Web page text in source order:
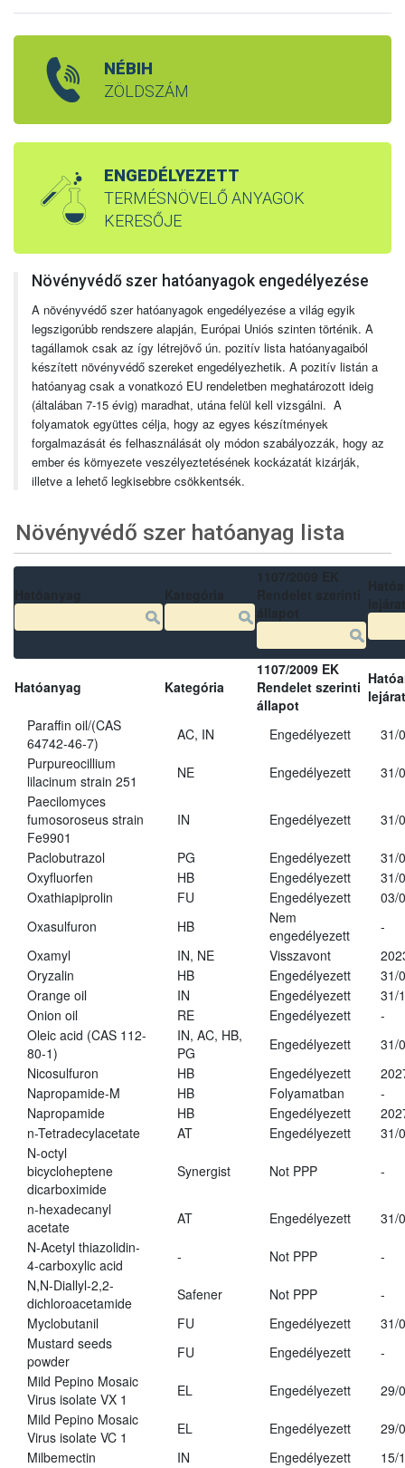
NÉBIH
ZÖLDSZÁM
ENGEDÉLYEZETT
TERMÉSNÖVELŐ ANYAGOK
KERESŐJE
Növényvédő szer hatóanyagok engedélyezése
A növényvédő szer hatóanyagok engedélyezése a világ egyik
legszigorúbb rendszere alapján, Európai Uniós szinten történik. A
tagállamok csak az így létrejövő ún. pozitív lista hatóanyagaiból
készített növényvédő szereket engedélyezhetik. A pozitív listán a
hatóanyag csak a vonatkozó EU rendeletben meghatározott ideig
(általában 7-15 évig) maradhat, utána felül kell vizsgálni. A
folyamatok együttes célja, hogy az egyes készítmények
forgalmazását és felhasználását oly módon szabályozzák, hogy az
ember és környezete veszélyeztetésének kockázatát kizárják,
illetve a lehető legkisebbre csökkentsék.
Növényvédő szer hatóanyag lista
Hatóanyag Kategória
1107/2009 EK
Rendelet szerinti
állapot
Paraffin oil/(CAS
64742-46-7)
AC, IN Engedélyezett
31/
Purpureocillium
lilacinum strain 251
NE Engedélyezett
31/
Paecilomyces
fumosoroseus strain
Fe9901
IN Engedélyezett 31/
Paclobutrazol PG Engedélyezett
31/
Oxyfluorfen
HB Engedélyezett
31/
Oxathiapiprolin
FU Engedélyezett
03/
Oxasulfuron
HB
Nem
engedélyezett
-
Oxamyl
IN, NE Visszavont
Oryzalin
HB Engedélyezett
31/
Orange oil
IN Engedélyezett
31/
Onion oil
RE Engedélyezett
-
Oleic acid (CAS 112-
80-1)
IN, AC, HB,
PG
Engedélyezett
31/
Nicosulfuron
HB Engedélyezett
Napropamide-M
HB Folyamatban
-
Napropamide
HB Engedélyezett
n-Tetradecylacetate
AT Engedélyezett
31/
N-octyl
bicycloheptene
dicarboximide
Synergist Not PPP -
n-hexadecanyl
acetate
AT Engedélyezett
31/
N-Acetyl thiazolidin-
4-carboxylic acid
- Not PPP
-
N,N-Diallyl-2,2-
dichloroacetamide
Safener Not PPP
-
Myclobutanil
FU Engedélyezett
31/
Mustard seeds
powder
FU Engedélyezett
-
Mild Pepino Mosaic
Virus isolate VX 1
EL Engedélyezett
29/
Mild Pepino Mosaic
Virus isolate VC 1
EL Engedélyezett
29/
Milbemectin
IN Engedélyezett
15/